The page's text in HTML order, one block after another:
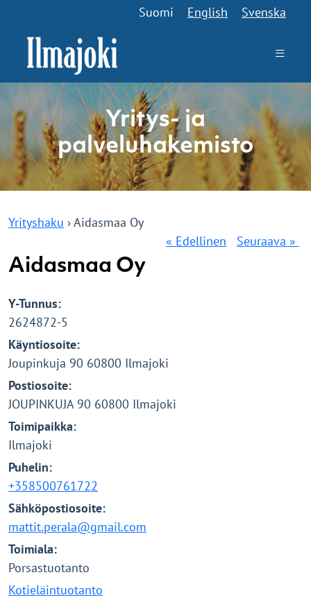
Suomi English Svenska
Yritys- ja
palveluhakemisto
Yrityshaku › Aidasmaa Oy
« Edellinen
Seuraava »
Aidasmaa Oy
Y-Tunnus:
2624872-5
Käyntiosoite:
Joupinkuja 90 60800 Ilmajoki
Postiosoite:
JOUPINKUJA 90 60800 Ilmajoki
Toimipaikka:
Ilmajoki
Puhelin:
+358500761722
Sähköpostiosoite:
mattit.perala@gmail.com
Toimiala:
Porsastuotanto
Kotieläintuotanto